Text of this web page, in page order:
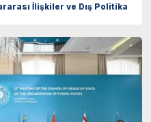
İlişkiler ve Dış Politika